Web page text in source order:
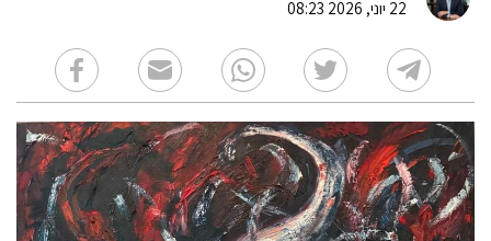
22 יוני, 2026 08:23